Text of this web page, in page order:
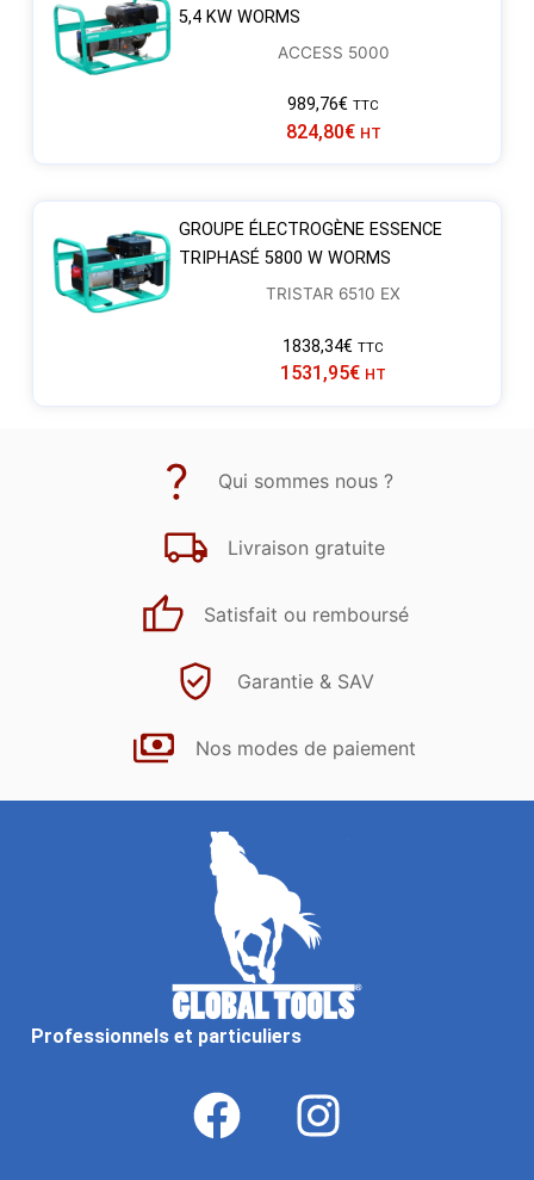
5,4 KW WORMS
ACCESS 5000
989,76€ TTC
824,80€ HT
GROUPE ÉLECTROGÈNE ESSENCE
TRIPHASÉ 5800 W WORMS
TRISTAR 6510 EX
1838,34€ TTC
1531,95€ HT
Qui sommes nous ?
Livraison gratuite
Satisfait ou remboursé
Garantie & SAV
Nos modes de paiement
Professionnels et particuliers